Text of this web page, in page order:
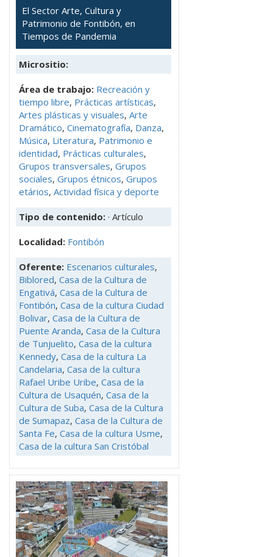
El Sector Arte, Cultura y
Patrimonio de Fontibón, en
Tiempos de Pandemia
Micrositio:
Área de trabajo: Recreación y
tiempo libre, Prácticas artísticas,
Artes plásticas y visuales, Arte
Dramático, Cinematografía, Danza,
Música, Literatura, Patrimonio e
identidad, Prácticas culturales,
Grupos transversales, Grupos
sociales, Grupos étnicos, Grupos
etários, Actividad física y deporte
Tipo de contenido: · Artículo
Localidad: Fontibón
Oferente: Escenarios culturales,
Biblored, Casa de la Cultura de
Engativá, Casa de la Cultura de
Fontibón, Casa de la cultura Ciudad
Bolivar, Casa de la Cultura de
Puente Aranda, Casa de la Cultura
de Tunjuelito, Casa de la cultura
Kennedy, Casa de la cultura La
Candelaria, Casa de la cultura
Rafael Uribe Uribe, Casa de la
Cultura de Usaquén, Casa de la
Cultura de Suba, Casa de la Cultura
de Sumapaz, Casa de la Cultura de
Santa Fe, Casa de la cultura Usme,
Casa de la cultura San Cristóbal